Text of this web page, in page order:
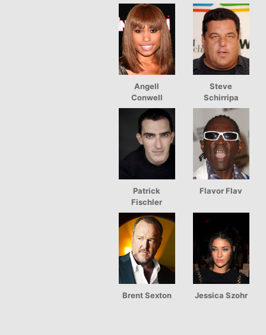
Angell
Conwell
Steve
Schirripa
Patrick
Fischler
Flavor Flav
Brent Sexton Jessica Szohr